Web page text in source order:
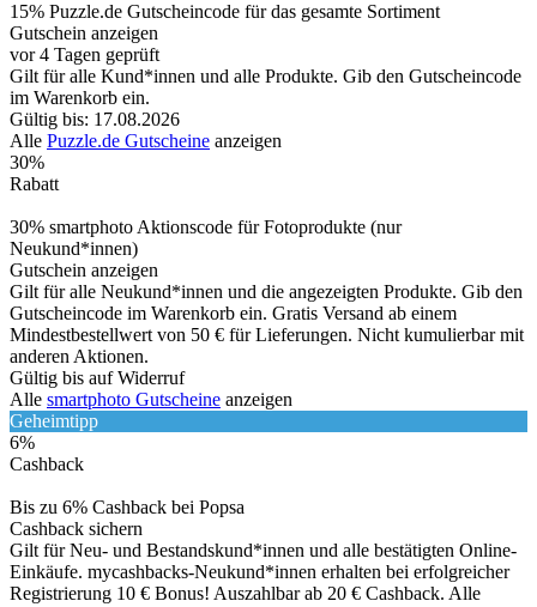
15% Puzzle.de Gutscheincode für das gesamte Sortiment
Gutschein anzeigen
vor 4 Tagen geprüft
Gilt für alle Kund*innen und alle Produkte. Gib den Gutscheincode
im Warenkorb ein.
Gültig bis: 17.08.2026
Alle Puzzle.de Gutscheine anzeigen
30%
Rabatt
30% smartphoto Aktionscode für Fotoprodukte (nur
Neukund*innen)
Gutschein anzeigen
Gilt für alle Neukund*innen und die angezeigten Produkte. Gib den
Gutscheincode im Warenkorb ein. Gratis Versand ab einem
Mindestbestellwert von 50 € für Lieferungen. Nicht kumulierbar mit
anderen Aktionen.
Gültig bis auf Widerruf
Alle smartphoto Gutscheine anzeigen
Geheimtipp
6%
Cashback
Bis zu 6% Cashback bei Popsa
Cashback sichern
Gilt für Neu- und Bestandskund*innen und alle bestätigten Online-
Einkäufe. mycashbacks-Neukund*innen erhalten bei erfolgreicher
Registrierung 10 € Bonus! Auszahlbar ab 20 € Cashback. Alle